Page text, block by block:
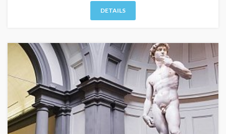
DETAILS